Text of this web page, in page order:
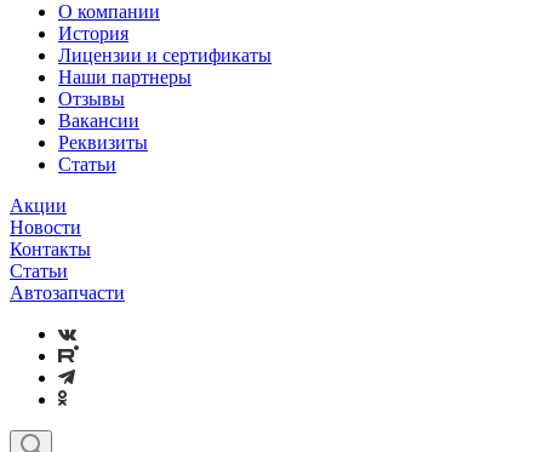
О компании
История
Лицензии и сертификаты
Наши партнеры
Отзывы
Вакансии
Реквизиты
Статьи
Акции
Новости
Контакты
Статьи
Автозапчасти